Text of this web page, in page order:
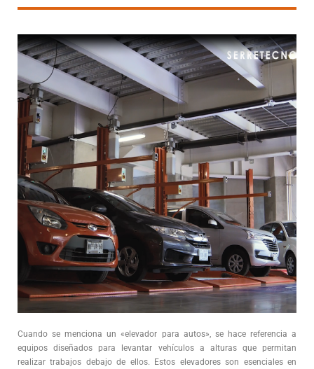
Cuando se menciona un «elevador para autos», se hace referencia a
equipos diseñados para levantar vehículos a alturas que permitan
realizar trabajos debajo de ellos. Estos elevadores son esenciales en